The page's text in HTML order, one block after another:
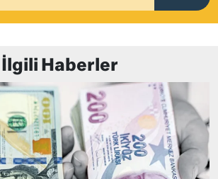
İlgili Haberler